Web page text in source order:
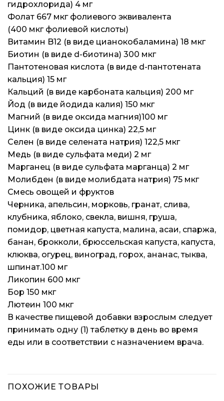
гидрохлорида) 4 мг
Фолат 667 мкг фолиевого эквивалента
(400 мкг фолиевой кислоты)
Витамин B12 (в виде цианокобаламина) 18 мкг
Биотин (в виде d-биотина) 300 мкг
Пантотеновая кислота (в виде d-пантотената
кальция) 15 мг
Кальций (в виде карбоната кальция) 200 мг
Йод (в виде йодида калия) 150 мкг
Магний (в виде оксида магния)100 мг
Цинк (в виде оксида цинка) 22,5 мг
Селен (в виде селената натрия) 122,5 мкг
Медь (в виде сульфата меди) 2 мг
Марганец (в виде сульфата марганца) 2 мг
Молибден (в виде молибдата натрия) 75 мкг
Смесь овощей и фруктов
Черника, апельсин, морковь, гранат, слива,
клубника, яблоко, свекла, вишня, груша,
помидор, цветная капуста, малина, асаи, спаржа,
банан, брокколи, брюссельская капуста, капуста,
клюква, огурец, виноград, горох, ананас, тыква,
шпинат.100 мг
Ликопин 600 мкг
Бор 150 мкг
Лютеин 100 мкг
В качестве пищевой добавки взрослым следует
принимать одну (1) таблетку в день во время
еды или в соответствии с назначением врача.
ПОХОЖИЕ ТОВАРЫ